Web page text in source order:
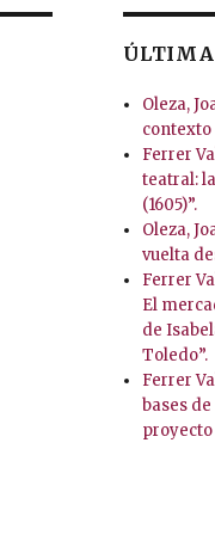
Oleza,
contexto
Ferrer
teatral:
(1605)”.
Oleza,
vuelta
Ferrer
El
de
Toledo”.
Ferrer
bases
proyecto